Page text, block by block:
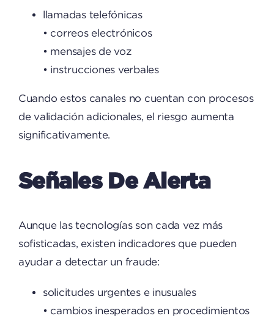
llamadas telefónicas
• correos electrónicos
• mensajes de voz
• instrucciones verbales
Cuando estos canales no cuentan con procesos
de validación adicionales, el riesgo aumenta
significativamente.
Señales De Alerta
Aunque las tecnologías son cada vez más
sofisticadas, existen indicadores que pueden
ayudar a detectar un fraude:
solicitudes urgentes e inusuales
• cambios inesperados en procedimientos